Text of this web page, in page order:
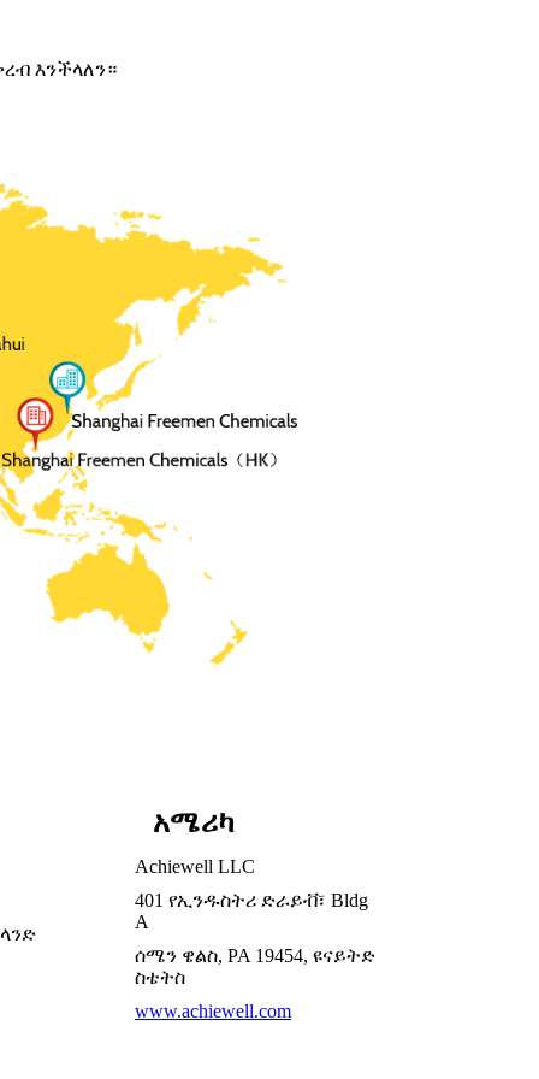
እንችላለን።
አሜሪካ
Achiewell LLC
401 የኢንዱስትሪ ድራይቭ፣ Bldg
A
ሰሜን ዌልስ, PA 19454, ዩናይትድ
ስቴትስ
www.achiewell.com